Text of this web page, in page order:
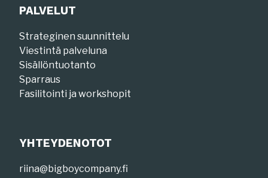
PALVELUT
Strateginen suunnittelu
Viestintä palveluna
Sisällöntuotanto
Sparraus
Fasilitointi ja workshopit
YHTEYDENOTOT
riina@bigboycompany.fi